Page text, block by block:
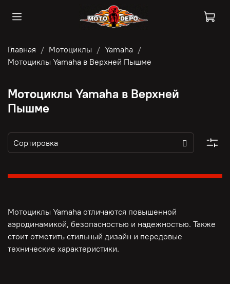
Главная Мотоциклы
Yamaha
Мотоциклы Yamaha в Верхней Пышме
Мотоциклы Yamaha в Верхней
Пышме
Мотоциклы Yamaha отличаются повышенной
аэродинамикой, безопасностью и надежностью. Также
стоит отметить стильный дизайн и передовые
технические характеристики.